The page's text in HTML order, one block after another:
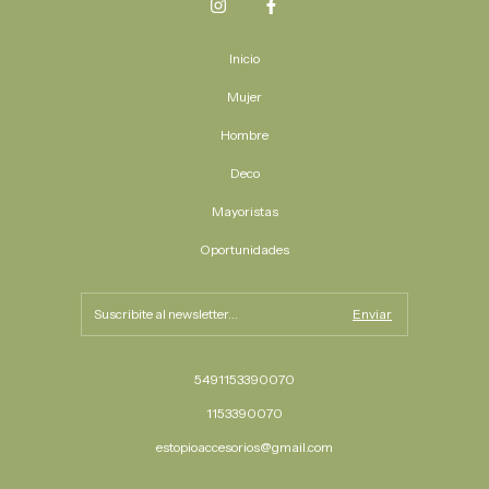
Inicio
Mujer
Hombre
Deco
Mayoristas
Oportunidades
5491153390070
1153390070
estopioaccesorios@gmail.com